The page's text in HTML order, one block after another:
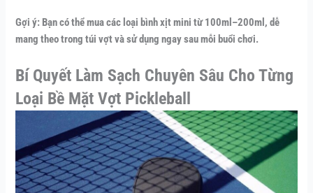
Gợi ý: Bạn có thể mua các loại bình xịt mini từ 100ml–200ml, dễ
mang theo trong túi vợt và sử dụng ngay sau mỗi buổi chơi.
Bí Quyết Làm Sạch Chuyên Sâu Cho Từng
Loại Bề Mặt Vợt Pickleball